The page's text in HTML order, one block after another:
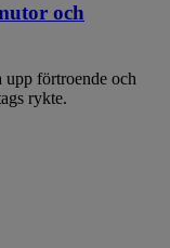
och
upp förtroende och
rykte.